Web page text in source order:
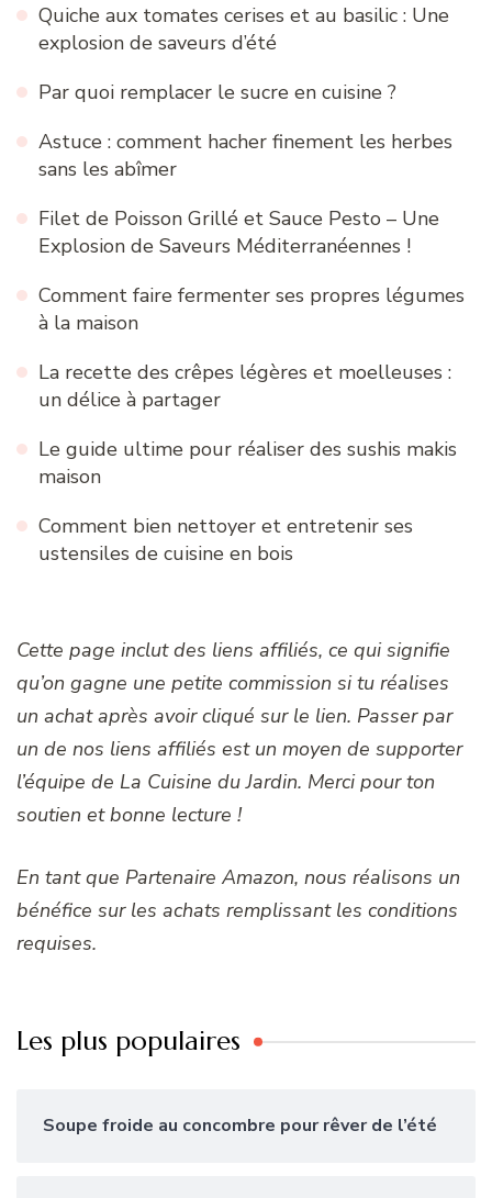
Quiche aux tomates cerises et au basilic : Une
explosion de saveurs d’été
Par quoi remplacer le sucre en cuisine ?
Astuce : comment hacher finement les herbes
sans les abîmer
Filet de Poisson Grillé et Sauce Pesto – Une
Explosion de Saveurs Méditerranéennes !
Comment faire fermenter ses propres légumes
à la maison
La recette des crêpes légères et moelleuses :
un délice à partager
Le guide ultime pour réaliser des sushis makis
maison
Comment bien nettoyer et entretenir ses
ustensiles de cuisine en bois
Cette page inclut des liens affiliés, ce qui signifie
qu’on gagne une petite commission si tu réalises
un achat après avoir cliqué sur le lien. Passer par
un de nos liens affiliés est un moyen de supporter
l’équipe de La Cuisine du Jardin. Merci pour ton
soutien et bonne lecture !
En tant que Partenaire Amazon, nous réalisons un
bénéfice sur les achats remplissant les conditions
requises.
Les plus populaires
Soupe froide au concombre pour rêver de l’été